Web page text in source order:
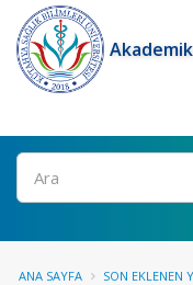
Ara
ANA SAYFA SON EKLENEN